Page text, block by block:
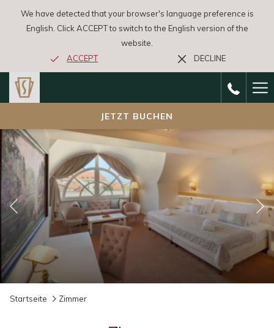
We have detected that your browser's language preference is
English. Click ACCEPT to switch to the English version of the
website.
ACCEPT
DECLINE
JETZT BUCHEN
Vorherige
Startseite Zimmer